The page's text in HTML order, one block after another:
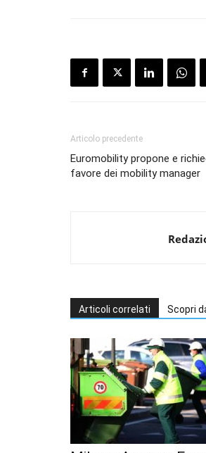
Articolo precedente
Euromobility propone e
favore dei mobility manager
Articoli correlati Scopri